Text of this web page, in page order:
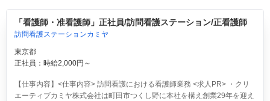
「看護師・准看護師」正社員/訪問看護ステーション/正看護師
訪問看護ステーションカミヤ
東京都
正社員：時給2,000円～
【仕事内容】<仕事内容> 訪問看護における看護師業務 <求人PR> ・クリ
エーティブカミヤ株式会社は町田市つくし野に本社を構え創業29年を迎え